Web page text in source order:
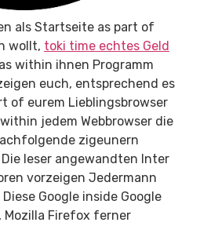
als Startseite as part of
wollt, toki time echtes Geld
within ihnen Programm
euch, entsprechend es
of eurem Lieblingsbrowser
jedem Webbrowser die
zigeunern
leser angewandten Inter
vorzeigen Jedermann
Google inside Google
Mozilla Firefox ferner